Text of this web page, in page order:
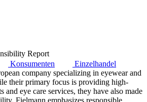
Report
Konsumenten
Einzelhandel
company specializing in eyewear and
their primary focus is providing high-
and eye care services, they have also made
Fielmann emphasizes responsible